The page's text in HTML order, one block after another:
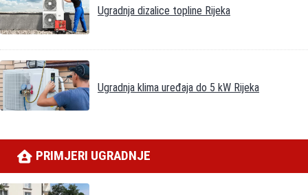
Ugradnja dizalice topline Rijeka
Ugradnja klima uređaja do 5 kW Rijeka
PRIMJERI UGRADNJE